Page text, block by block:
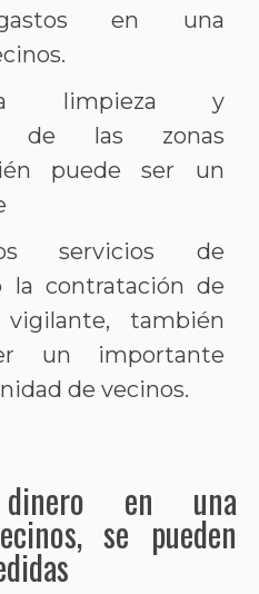
en una
limpieza y
de las zonas
puede ser un
servicios de
la contratación de
también
un importante
de vecinos.
en una
se pueden